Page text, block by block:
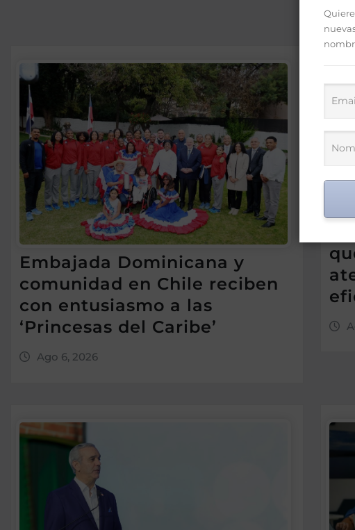
Embajada Dominicana y
comunidad en Chile reciben
con entusiasmo a las
‘Princesas del Caribe’
Ago 6, 2026